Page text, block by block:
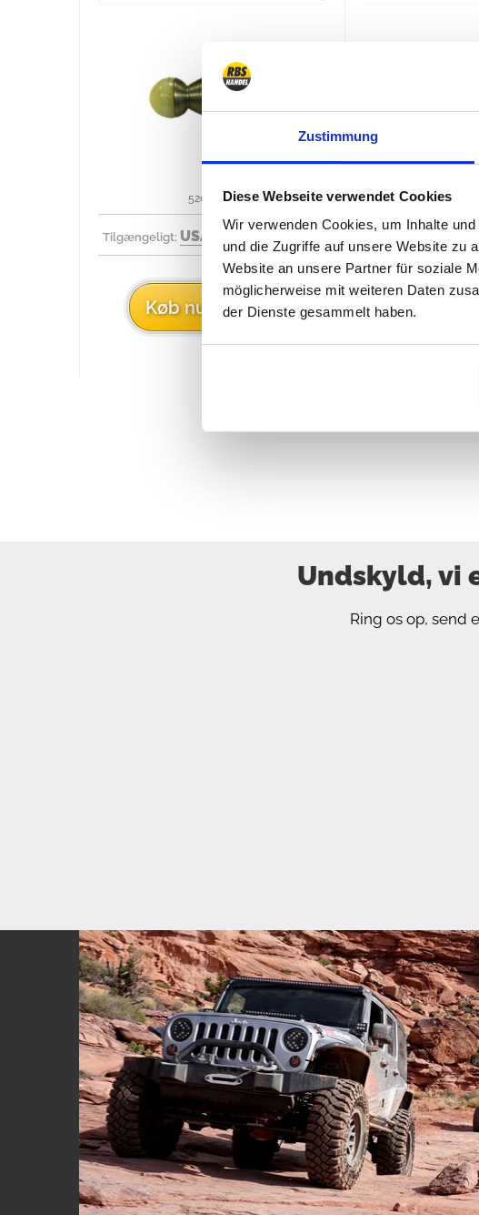
Zustimmung
Diese Webseite verwendet Cookies
Wir verwenden Cookies, um Inhalte
und die Zugriffe auf unsere Website zu
Website an unsere Partner für soziale
möglicherweise mit weiteren Daten
der Dienste gesammelt haben.
52087542
Tilgængeligt: USA
Køb nu 9,58 €
Undskyld, vi
Ring os op, send